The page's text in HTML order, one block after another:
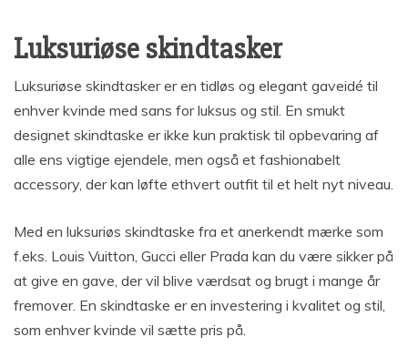
Luksuriøse skindtasker
Luksuriøse skindtasker er en tidløs og elegant gaveidé til
enhver kvinde med sans for luksus og stil. En smukt
designet skindtaske er ikke kun praktisk til opbevaring af
alle ens vigtige ejendele, men også et fashionabelt
accessory, der kan løfte ethvert outfit til et helt nyt niveau.
Med en luksuriøs skindtaske fra et anerkendt mærke som
f.eks. Louis Vuitton, Gucci eller Prada kan du være sikker på
at give en gave, der vil blive værdsat og brugt i mange år
fremover. En skindtaske er en investering i kvalitet og stil,
som enhver kvinde vil sætte pris på.